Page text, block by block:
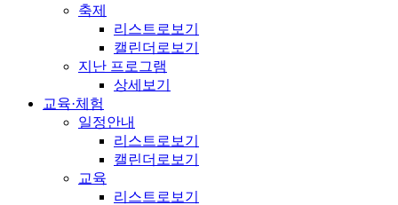
축제
리스트로보기
캘린더로보기
지난 프로그램
상세보기
교육·체험
일정안내
리스트로보기
캘린더로보기
교육
리스트로보기